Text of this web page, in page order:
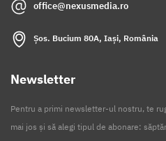
office@nexusmedia.ro
Șos. Bucium 80A, Iași, România
Newsletter
Pentru a primi newsletter-ul nostru, te
mai jos și să alegi tipul de abonare: